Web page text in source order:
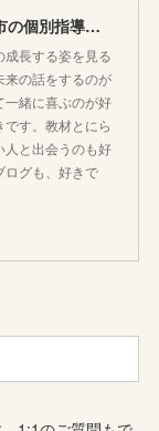
「第二の家」ブログ｜藤沢市の個別指導塾のお話
長する姿を見る
来の話をするのが
一緒に喜ぶのが好
す。教材とにら
人と出会うのも好
ログも、好きで